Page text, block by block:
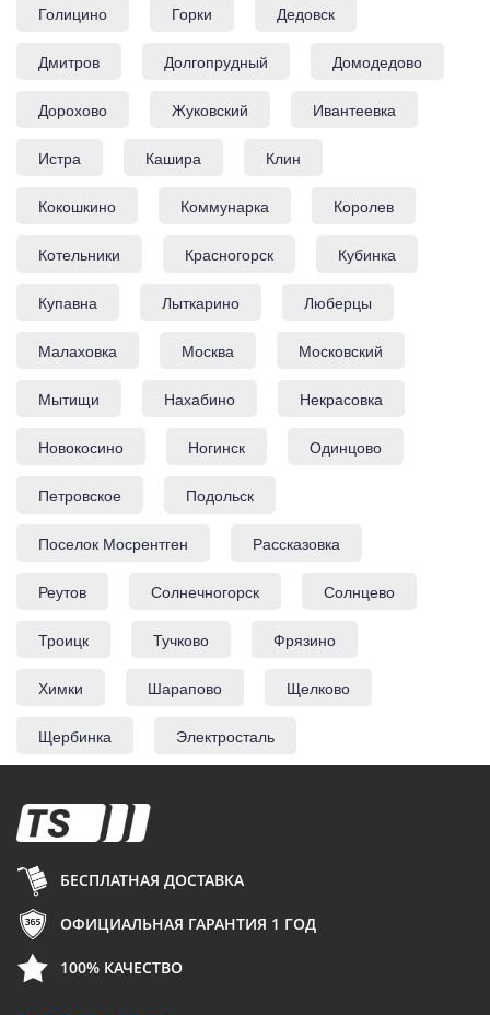
Голицино Горки Дедовск
Дмитров Долгопрудный Домодедово
Дорохово Жуковский Ивантеевка
Истра Кашира Клин
Кокошкино Коммунарка Королев
Котельники Красногорск Кубинка
Купавна Лыткарино Люберцы
Малаховка Москва Московский
Мытищи Нахабино Некрасовка
Новокосино Ногинск Одинцово
Петровское Подольск
Поселок Мосрентген Рассказовка
Реутов Солнечногорск Солнцево
Троицк Тучково Фрязино
Химки Шарапово Щелково
Щербинка Электросталь
БЕСПЛАТНАЯ ДОСТАВКА
ОФИЦИАЛЬНАЯ ГАРАНТИЯ 1 ГОД
100% КАЧЕСТВО